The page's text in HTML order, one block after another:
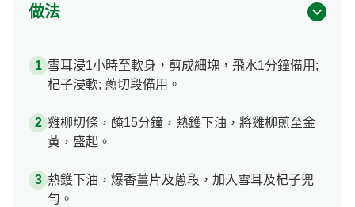
做法
雪耳浸1小時至軟身，剪成細塊，飛水1分鐘備用;
杞子浸軟; 蔥切段備用。
雞柳切條，醃15分鐘，熱鑊下油，將雞柳煎至金
黃，盛起。
熱鑊下油，爆香薑片及蔥段，加入雪耳及杞子兜
勻。